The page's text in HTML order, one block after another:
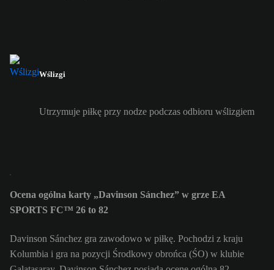
Wślizgi
Utrzymuje piłkę przy nodze podczas odbioru wślizgiem
Ocena ogólna karty „Davinson Sánchez” w grze EA
SPORTS FC™ 26 to 82
Davinson Sánchez gra zawodowo w piłkę. Pochodzi z kraju
Kolumbia i gra na pozycji Środkowy obrońca (ŚO) w klubie